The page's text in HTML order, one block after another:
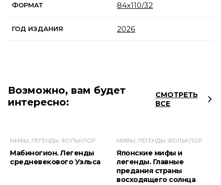
ФОРМАТ 84x110/32
ГОД ИЗДАНИЯ 2026
Возможно, вам будет
интересно:
СМОТРЕТЬ
ВСЕ
МИФЫ, ЛЕГЕНДЫ, ФОЛЬКЛОР
Мабиногион. Легенды
средневекового Уэльса
МИФЫ, ЛЕГЕНДЫ, ФОЛЬКЛОР
Японские мифы и
легенды. Главные
предания страны
восходящего солнца